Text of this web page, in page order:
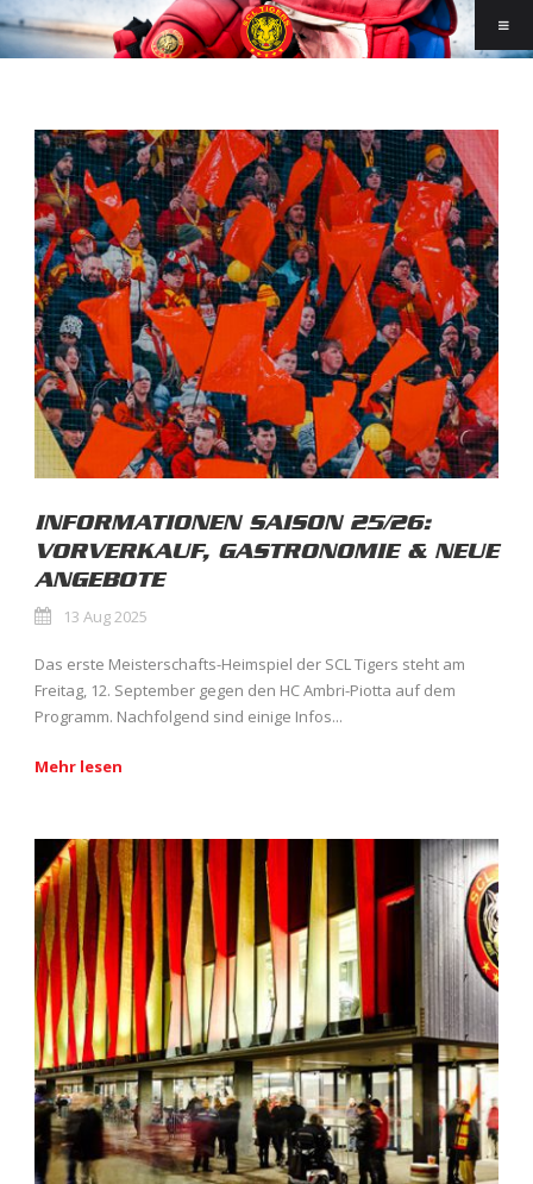
INFORMATIONEN SAISON 25/26:
VORVERKAUF, GASTRONOMIE & NEUE
ANGEBOTE
13 Aug 2025
Das erste Meisterschafts-Heimspiel der SCL Tigers steht am
Freitag, 12. September gegen den HC Ambri-Piotta auf dem
Programm. Nachfolgend sind einige Infos...
Mehr lesen